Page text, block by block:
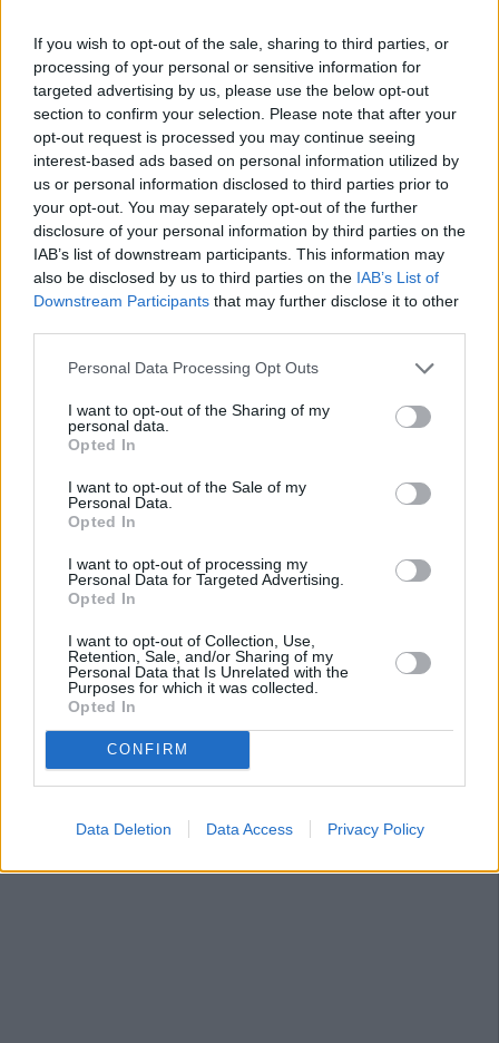
If you wish to opt-out of the sale, sharing to third parties, or
processing of your personal or sensitive information for
targeted advertising by us, please use the below opt-out
section to confirm your selection. Please note that after your
opt-out request is processed you may continue seeing
interest-based ads based on personal information utilized by
us or personal information disclosed to third parties prior to
your opt-out. You may separately opt-out of the further
disclosure of your personal information by third parties on the
IAB’s list of downstream participants. This information may
also be disclosed by us to third parties on the IAB’s List of
Downstream Participants that may further disclose it to other
Personal Data Processing Opt Outs
I want to opt-out of the Sharing of my
personal data.
Opted In
I want to opt-out of the Sale of my
Personal Data.
Opted In
I want to opt-out of processing my
Personal Data for Targeted Advertising.
Opted In
I want to opt-out of Collection, Use,
Retention, Sale, and/or Sharing of my
Personal Data that Is Unrelated with the
Purposes for which it was collected.
Opted In
CONFIRM
Data Deletion Data Access Privacy Policy